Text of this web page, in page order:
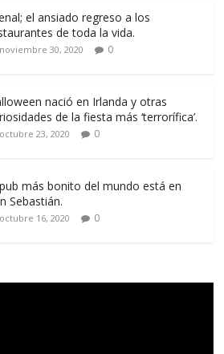
el ansiado regreso a los
de toda la vida.
noviembre 30, 2020 0
nació en Irlanda y otras
de la fiesta más ‘terrorífica’.
octubre 23, 2020 0
más bonito del mundo está en
Sebastián.
octubre 16, 2020 0